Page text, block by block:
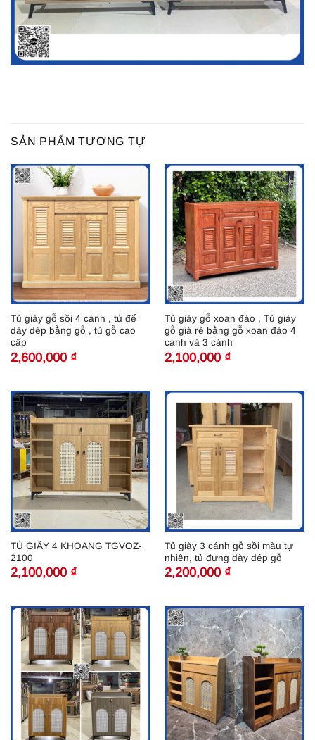
SẢN PHẨM TƯƠNG TỰ
Tủ giày gỗ sồi 4 cánh , tủ để
dày dép bằng gỗ , tủ gỗ cao
cấp
2,600,000 ₫
Tủ giày gỗ xoan đào , Tủ giày
gỗ giá rẻ bằng gỗ xoan đào 4
cánh và 3 cánh
2,100,000 ₫
TỦ GIẦY 4 KHOANG TGVOZ-
2100
2,100,000 ₫
Tủ giày 3 cánh gỗ sồi màu tự
nhiên, tủ đựng dày dép gỗ
2,200,000 ₫